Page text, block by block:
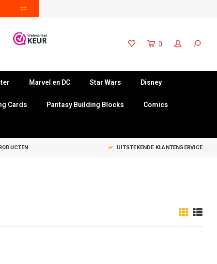
0
Marvel en DC Star Wars Disney
Cards Pantasy Building Blocks Comics
UITSTEKENDE KLANTENSERVICE